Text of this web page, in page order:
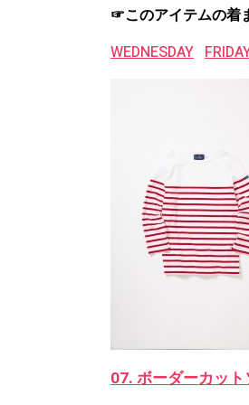
☞このアイテムの着
WEDNESDAY
07. ボーダーカッ